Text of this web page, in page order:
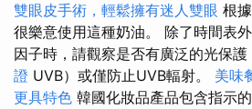
雙眼皮手術，輕鬆擁有迷人雙眼 根
很樂意使用這種奶油。 除了時間表
因子時，請觀察是否有廣泛的光保護
證 UVB）或僅防止UVB輻射。 美味
更具特色 韓國化妝品產品包含指示